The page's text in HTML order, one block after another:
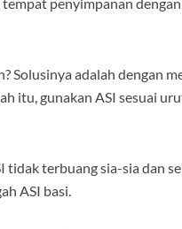
Solusinya adalah dengan
itu, gunakan ASI sesuai
terbuang sia-sia dan
ASI basi.